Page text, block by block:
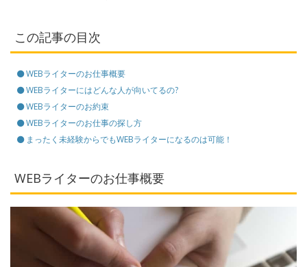
この記事の目次
WEBライターのお仕事概要
WEBライターにはどんな人が向いてるの?
WEBライターのお約束
WEBライターのお仕事の探し方
まったく未経験からでもWEBライターになるのは可能！
WEBライターのお仕事概要